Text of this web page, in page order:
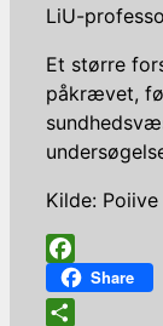
LiU-
Et større
påkrævet,
Kilde:
Facebook
Share